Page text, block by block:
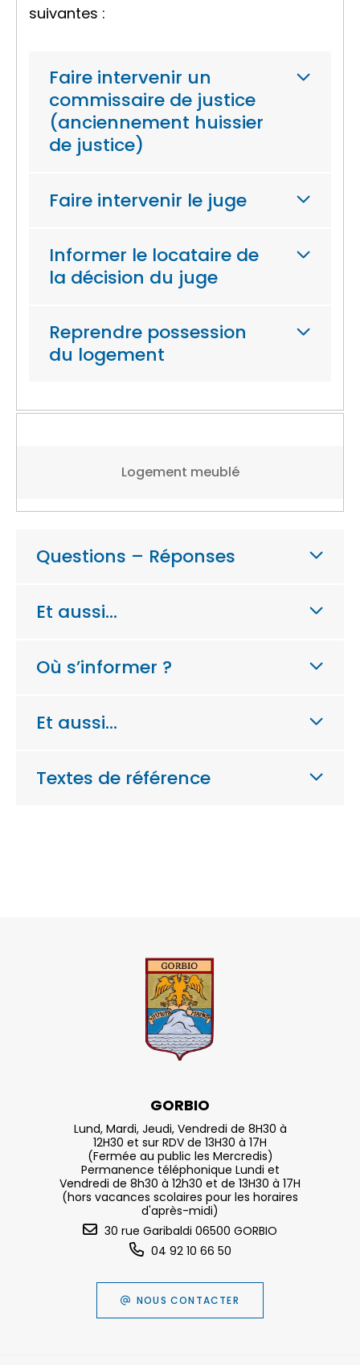
suivantes :
Faire intervenir un
commissaire de justice
(anciennement huissier
de justice)
Faire intervenir le juge
Informer le locataire de
la décision du juge
Reprendre possession
du logement
Logement meublé
Questions – Réponses
Et aussi…
Où s’informer ?
Et aussi…
Textes de référence
GORBIO
Lund, Mardi, Jeudi, Vendredi de 8H30 à
12H30 et sur RDV de 13H30 à 17H
(Fermée au public les Mercredis)
Permanence téléphonique Lundi et
Vendredi de 8h30 à 12h30 et de 13H30 à 17H
(hors vacances scolaires pour les horaires
d'après-midi)
30 rue Garibaldi 06500 GORBIO
04 92 10 66 50
NOUS CONTACTER